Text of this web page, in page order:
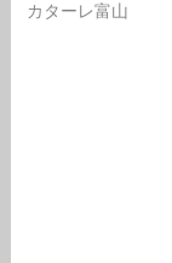
カターレ富山